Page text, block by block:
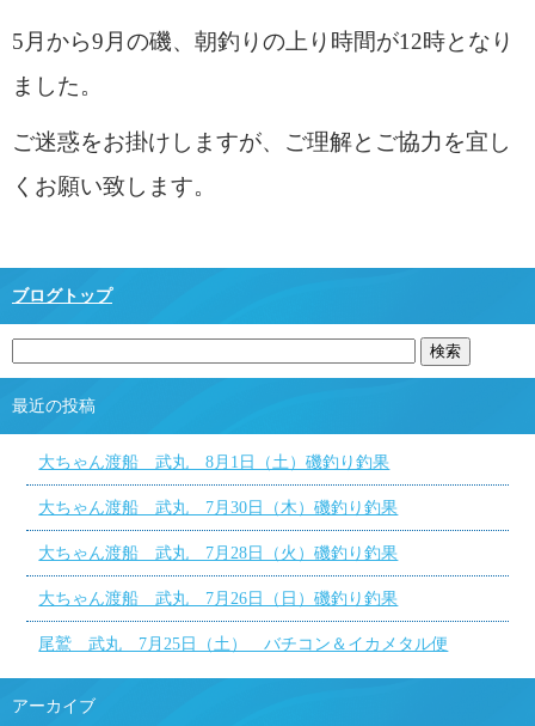
5月から9月の磯、朝釣りの上り時間が12時となり
ました。
ご迷惑をお掛けしますが、ご理解とご協力を宜し
くお願い致します。
ブログトップ
最近の投稿
大ちゃん渡船 武丸 8月1日（土）磯釣り釣果
大ちゃん渡船 武丸 7月30日（木）磯釣り釣果
大ちゃん渡船 武丸 7月28日（火）磯釣り釣果
大ちゃん渡船 武丸 7月26日（日）磯釣り釣果
尾鷲 武丸 7月25日（土） バチコン＆イカメタル便
アーカイブ